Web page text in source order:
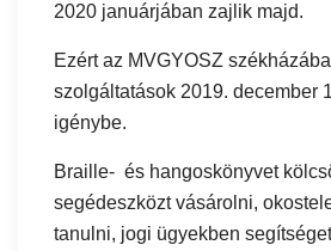
2020 januárjában zajlik majd.
Ezért az MVGYOSZ
szolgáltatások 2019. december
igénybe.
Braille- és hangoskönyvet
segédeszközt vásárolni,
tanulni, jogi ügyekben